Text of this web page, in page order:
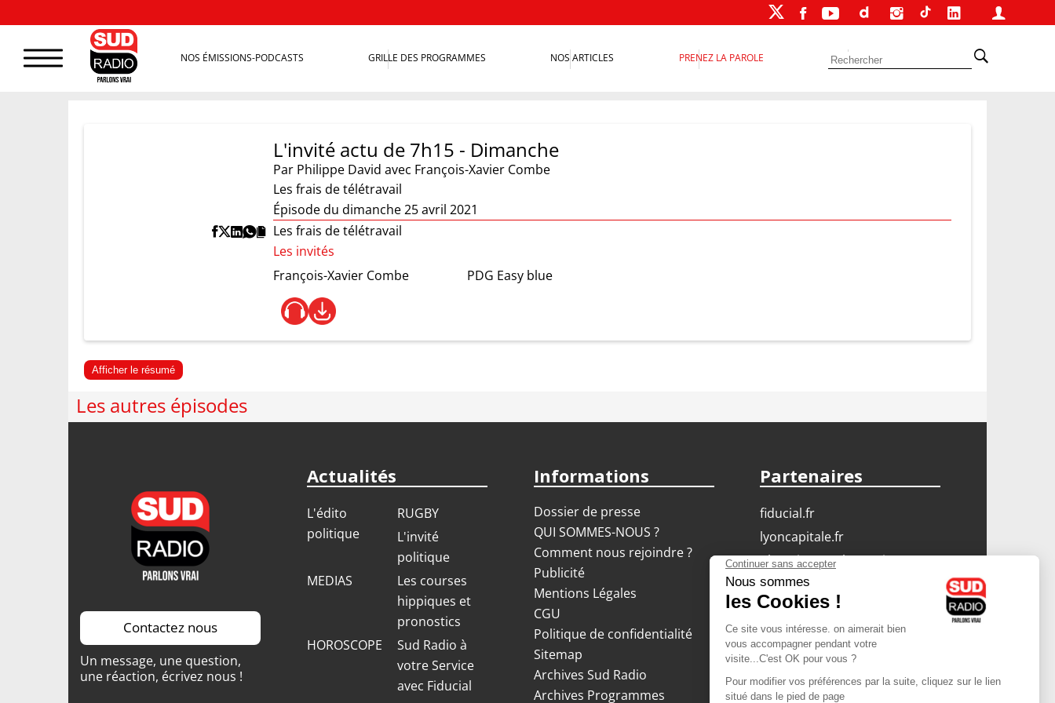
NOS ÉMISSIONS-PODCASTS GRILLE DES PROGRAMMES NOS ARTICLES PRENEZ LA PAROLE
L'invité actu de 7h15 - Dimanche
Par Philippe David avec François-Xavier Combe
Les frais de télétravail
Épisode du dimanche 25 avril 2021
Les frais de télétravail
Les invités
François-Xavier Combe
PDG Easy blue
Afficher le résumé
Les autres épisodes
Contactez nous
Un message, une question,
une réaction, écrivez nous !
Actualités
L'édito
politique
RUGBY
L'invité
politique
MEDIAS
Les courses
hippiques et
pronostics
HOROSCOPE
Sud Radio à
votre Service
avec Fiducial
Informations
Dossier de presse
QUI SOMMES-NOUS ?
Comment nous rejoindre ?
Publicité
Mentions Légales
CGU
Politique de confidentialité
Sitemap
Archives Sud Radio
Archives Programmes
Partenaires
fiducial.fr
lyoncapitale.fr
olympique-et-lyonnais.com
L'application Iphone
/ Android
Téléchargez l'application